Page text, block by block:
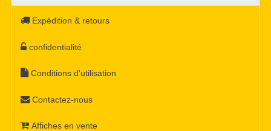
Expédition & retours
confidentialité
Conditions d'utilisation
Contactez-nous
Affiches en vente